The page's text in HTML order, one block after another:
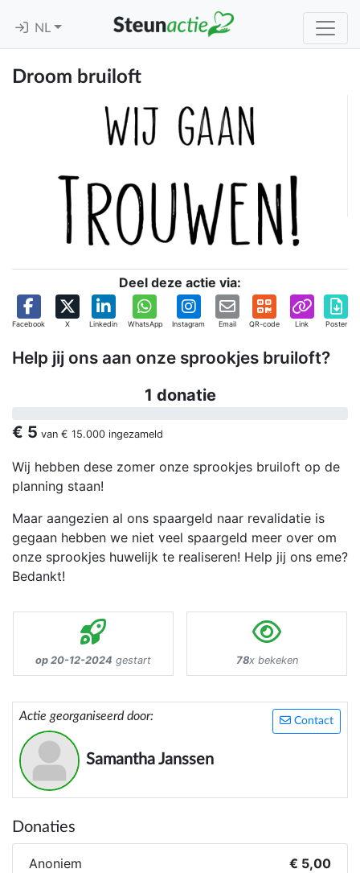
NL
Droom bruiloft
Deel deze actie via:
Facebook X Linkedin WhatsApp Instagram Email QR-code Link Poster
Help jij ons aan onze sprookjes bruiloft?
1 donatie
€ 5 van € 15.000 ingezameld
Wij hebben dese zomer onze sprookjes bruiloft op de
planning staan!
Maar aangezien al ons spaargeld naar revalidatie is
gegaan hebben we niet veel spaargeld meer over om
onze sprookjes huwelijk te realiseren! Help jij ons eme?
Bedankt!
op 20-12-2024 gestart 78x bekeken
Contact
Actie georganiseerd door:
Samantha Janssen
Donaties
Anoniem € 5,00